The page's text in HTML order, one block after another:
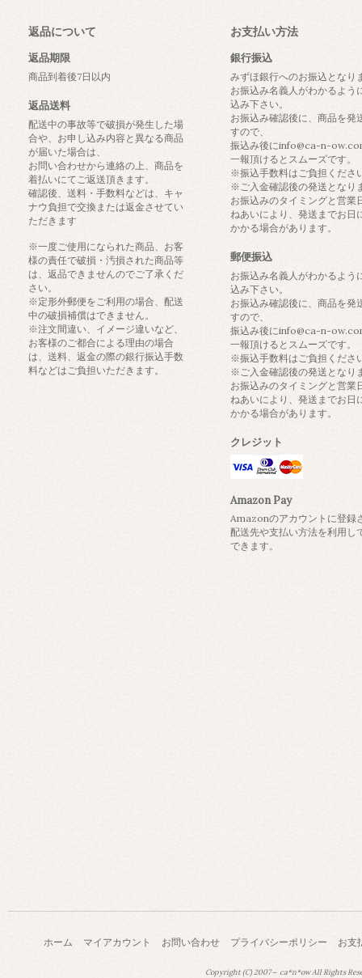
返品について
返品期限
商品到着後7日以内
返品送料
配送中の事故等で破損が発生した場
合や、お申し込み内容と異なる商品
が届いた場合は、
お問い合わせから連絡の上、商品を
着払いにてご返送頂きます。
確認後、送料・手数料などは、キャ
ナウ負担で交換または返金させてい
ただきます
※一度ご使用になられた商品、お客
様の責任で破損・汚損された商品等
は、返品できませんのでご了承くだ
さい。
※定形外郵便をご利用の場合、配送
中の破損補償はできません。
※注文間違い、イメージ違いなど、
お客様のご都合による理由の場合
は、送料、返金の際の銀行振込手数
料などはご負担いただきます。
お支払い方法
銀行振込
みずほ銀行へのお振込となり
お振込み名義人がわかるよう
込み下さい。
お振込み確認後に、商品を発
すので、
振込み後にinfo@ca-n-
一報頂けるとスムーズです。
※振込手数料はご負担くださ
※ご入金確認後の発送となり
お振込みのタイミングと営業
ねあいにより、発送までお日
かかる場合があります。
郵便振込
お振込み名義人がわかるよう
込み下さい。
お振込み確認後に、商品を発
すので、
振込み後にinfo@ca-n-
一報頂けるとスムーズです。
※振込手数料はご負担くださ
※ご入金確認後の発送となり
お振込みのタイミングと営業
ねあいにより、発送までお日
かかる場合があります。
クレジット
Amazon Pay
Amazonのアカウントに登録
配送先や支払い方法を利用し
できます。
ホーム マイアカウント お問い合わせ プライバシーポリシー お支
Copyright (C) 2007～ ca*n*ow All Rights